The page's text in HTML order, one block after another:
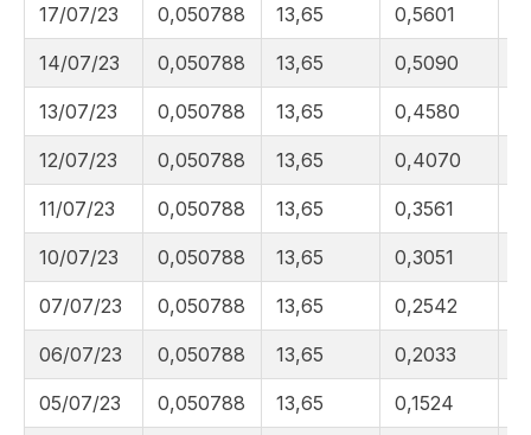
17/07/23 0,050788 13,65 0,5601
14/07/23 0,050788 13,65 0,5090
13/07/23 0,050788 13,65 0,4580
12/07/23 0,050788 13,65 0,4070
11/07/23 0,050788 13,65 0,3561
10/07/23 0,050788 13,65 0,3051
07/07/23 0,050788 13,65 0,2542
06/07/23 0,050788 13,65 0,2033
05/07/23 0,050788 13,65 0,1524